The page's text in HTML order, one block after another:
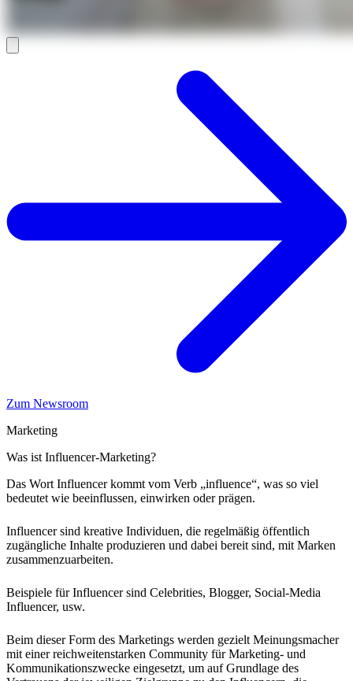
Zum Newsroom
Marketing
Was ist Influencer-Marketing?
Das Wort Influencer kommt vom Verb „influence“, was so viel
bedeutet wie beeinflussen, einwirken oder prägen.
Influencer sind kreative Individuen, die regelmäßig öffentlich
zugängliche Inhalte produzieren und dabei bereit sind, mit Marken
zusammenzuarbeiten.
Beispiele für Influencer sind Celebrities, Blogger, Social-Media
Influencer, usw.
Beim dieser Form des Marketings werden gezielt Meinungsmacher
mit einer reichweitenstarken Community für Marketing- und
Kommunikationszwecke eingesetzt, um auf Grundlage des